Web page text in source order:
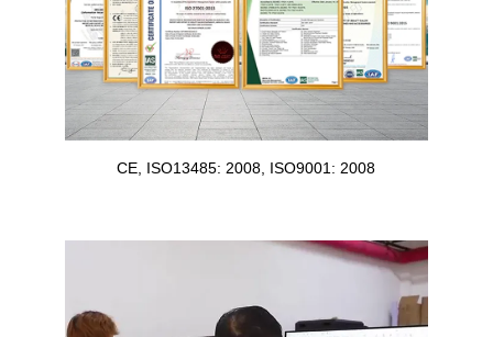
CE, ISO13485: 2008, ISO9001: 2008